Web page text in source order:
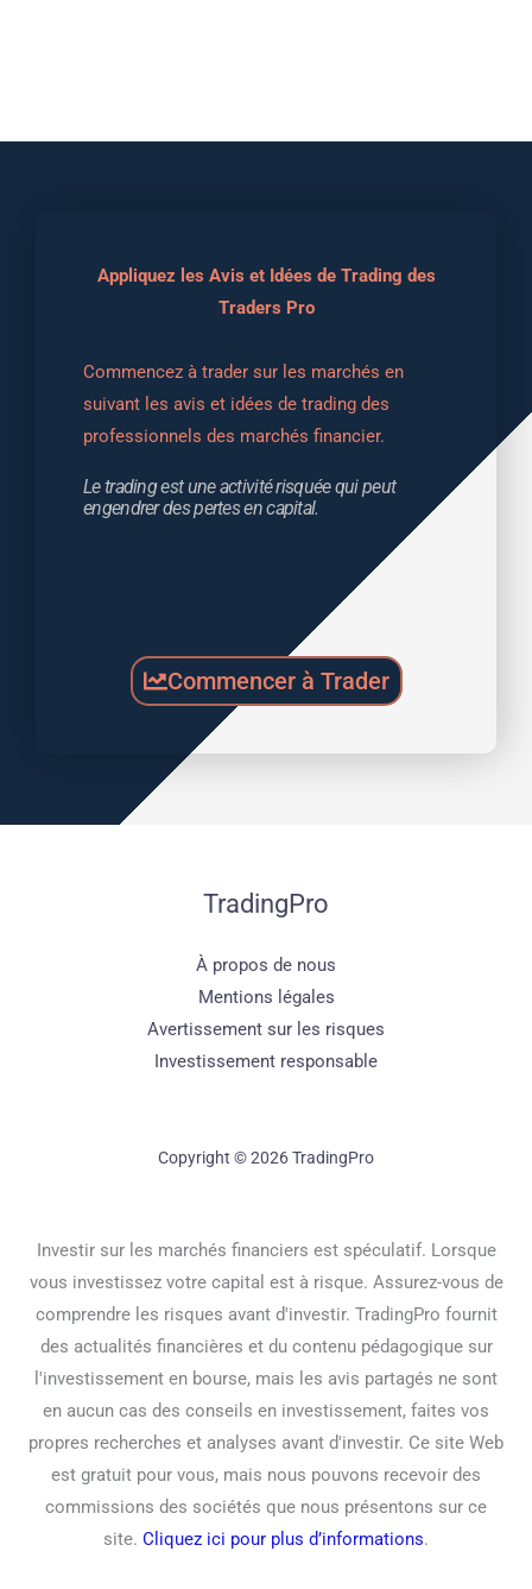
Appliquez les Avis et Idées de Trading des
Traders Pro
Commencez à trader sur les marchés en
suivant les avis et idées de trading des
professionnels des marchés financier.
Le trading est une activité risquée qui peut
engendrer des pertes en capital.
Commencer à Trader
TradingPro
À propos de nous
Mentions légales
Avertissement sur les risques
Investissement responsable
Copyright © 2026 TradingPro
Investir sur les marchés financiers est spéculatif. Lorsque
vous investissez votre capital est à risque. Assurez-vous de
comprendre les risques avant d'investir. TradingPro fournit
des actualités financières et du contenu pédagogique sur
l'investissement en bourse, mais les avis partagés ne sont
en aucun cas des conseils en investissement, faites vos
propres recherches et analyses avant d'investir. Ce site Web
est gratuit pour vous, mais nous pouvons recevoir des
commissions des sociétés que nous présentons sur ce
site. Cliquez ici pour plus d’informations.